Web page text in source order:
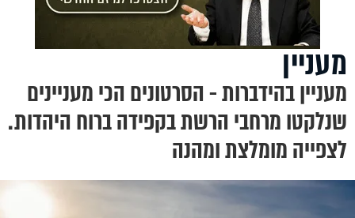
מעניין
מעניין בהידברות - הסרטונים הכי מעניינים
שנלקטו מרחבי הרשת בקפידה ברוח היהדות.
לצפייה מומלצת ומהנה